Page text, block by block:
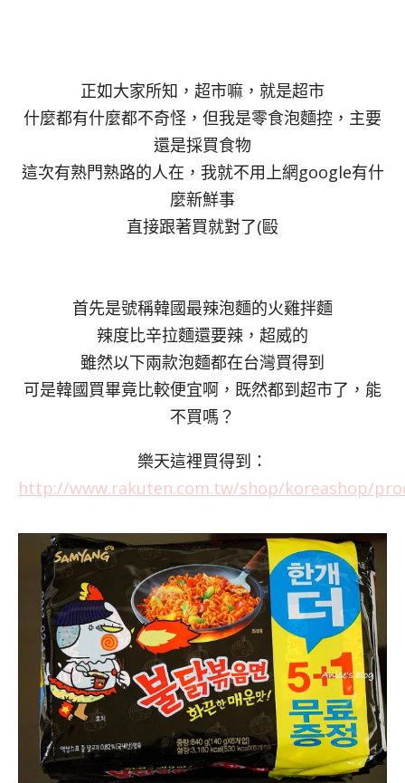
正如大家所知，超市嘛，就是超市
什麼都有什麼都不奇怪，但我是零食泡麵控，主要
還是採買食物
這次有熟門熟路的人在，我就不用上網google有什
麼新鮮事
直接跟著買就對了(毆
首先是號稱韓國最辣泡麵的火雞拌麵
辣度比辛拉麵還要辣，超威的
雖然以下兩款泡麵都在台灣買得到
可是韓國買畢竟比較便宜啊，既然都到超市了，能
不買嗎？
樂天這裡買得到：
http://www.rakuten.com.tw/shop/koreashop/